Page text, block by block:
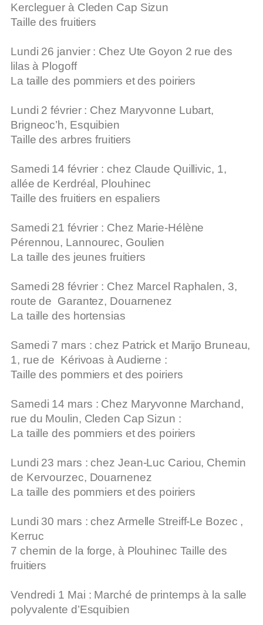
Kercleguer à Cleden Cap Sizun
Taille des fruitiers
Lundi 26 janvier: Chez Ute Goyon 2 rue des
lilas à Plogoff
La taille des pommiers et des poiriers
Lundi 2 février: Chez Maryvonne Lubart,
Brigneoc’h, Esquibien
Taille des arbres fruitiers
Samedi 14 février : chez Claude Quillivic, 1,
allée de Kerdréal, Plouhinec
Taille des fruitiers en espaliers
Samedi 21 février : Chez Marie-Hélène
Pérennou, Lannourec, Goulien
La taille des jeunes fruitiers
Samedi 28 février : Chez Marcel Raphalen, 3,
route de Garantez, Douarnenez
La taille des hortensias
Samedi 7 mars : chez Patrick et Marijo Bruneau,
1, rue de Kérivoas à Audierne :
Taille des pommiers et des poiriers
Samedi 14 mars : Chez Maryvonne Marchand,
rue du Moulin, Cleden Cap Sizun :
La taille des pommiers et des poiriers
Lundi 23 mars : chez Jean-Luc Cariou, Chemin
de Kervourzec, Douarnenez
La taille des pommiers et des poiriers
Lundi 30 mars : chez Armelle Streiff-Le Bozec ,
Kerruc
7 chemin de la forge, à Plouhinec Taille des
fruitiers
Vendredi 1 Mai : Marché de printemps à la salle
polyvalente d’Esquibien